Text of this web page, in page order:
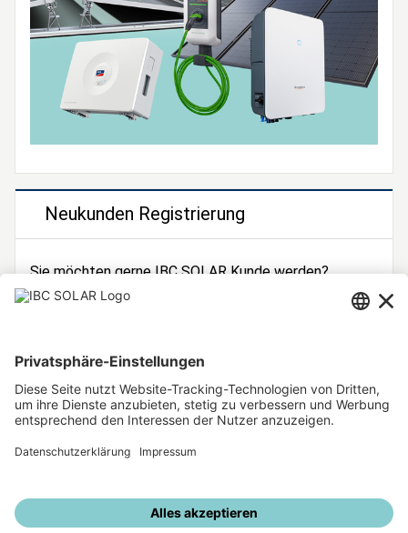
Neukunden Registrierung
Sie möchten gerne IBC SOLAR Kunde werden?
Dann registrieren Sie sich jetzt!
Unsere weiteren Angebote
IBC SOLAR Webseite